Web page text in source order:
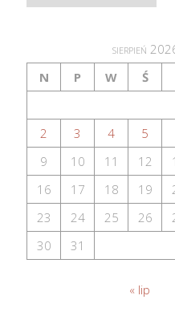
sierpień
N
P W Ś
2
3 4 5
9
10 11 12
16
17 18 19
23
24 25 26
30
31
« lip